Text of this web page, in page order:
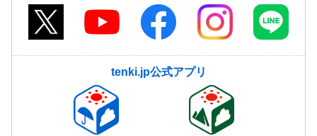
tenki.jp公式アプリ